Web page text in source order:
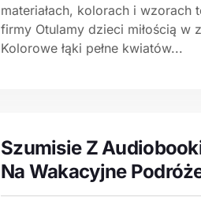
materiałach, kolorach i wzorach
firmy Otulamy dzieci miłością w
Kolorowe łąki pełne kwiatów...
Szumisie Z
Na Wakacyjne